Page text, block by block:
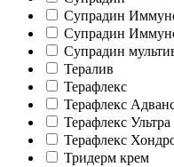
Супрадин
Супрадин
Супрадин
Тералив
Терафлекс
Терафлекс
Терафлекс Ультра
Терафлекс
Тридерм крем